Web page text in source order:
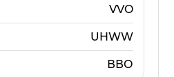
VVO
UHWW
ВВО